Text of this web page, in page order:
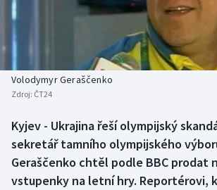
Baseball a softbal
Biatlon
Box
Curling
Historické návraty
Aplikace ČT sport
Volodymyr Geraščenko
Zdroj: ČT24
Kyjev - Ukrajina řeší olympijský
sekretář tamního olympijského
Geraščenko chtěl podle BBC prodat
vstupenky na letní hry. Reportérovi,